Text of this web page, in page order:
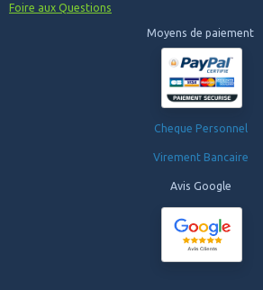
Foire aux Questions
Moyens de paiement
Cheque Personnel
Virement Bancaire
Avis Google